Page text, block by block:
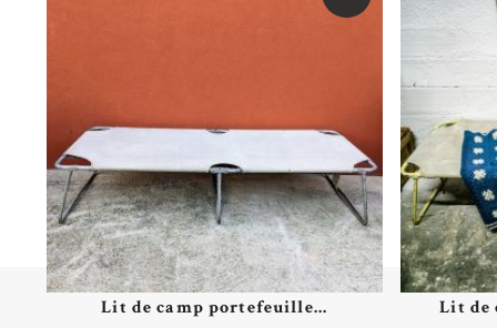
Plus de détails
Lit de camp portefeuille... Lit de